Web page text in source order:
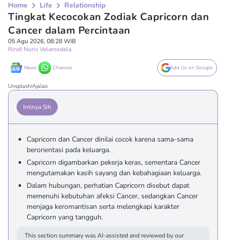
Home Life Relationship
Tingkat Kecocokan Zodiak Capricorn dan
Cancer dalam Percintaan
05 Agu 2026, 08:28 WIB
Rindi Nuris Velarosdela
News Channel Add Us on Google
Unsplash/Ajalao
Intinya Sih
Capricorn dan Cancer dinilai cocok karena sama-sama
berorientasi pada keluarga.
Capricorn digambarkan pekerja keras, sementara Cancer
mengutamakan kasih sayang dan kebahagiaan keluarga.
Dalam hubungan, perhatian Capricorn disebut dapat
memenuhi kebutuhan afeksi Cancer, sedangkan Cancer
menjaga keromantisan serta melengkapi karakter
Capricorn yang tangguh.
This section summary was AI-assisted and reviewed by our